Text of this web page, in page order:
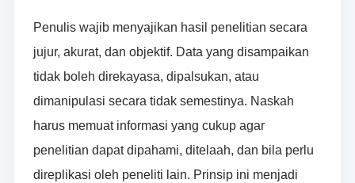
Penulis wajib menyajikan hasil penelitian secara
jujur, akurat, dan objektif. Data yang disampaikan
tidak boleh direkayasa, dipalsukan, atau
dimanipulasi secara tidak semestinya. Naskah
harus memuat informasi yang cukup agar
penelitian dapat dipahami, ditelaah, dan bila perlu
direplikasi oleh peneliti lain. Prinsip ini menjadi